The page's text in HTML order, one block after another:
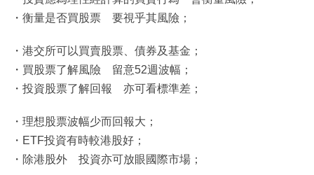
・衡量是否買股票 要視乎其風險；
・港交所可以買賣股票、債券及基金；
・買股票了解風險 留意52週波幅；
・投資股票了解回報 亦可看標準差；
・理想股票波幅少而回報大；
・ETF投資有時較港股好；
・除港股外 投資亦可放眼國際市場；